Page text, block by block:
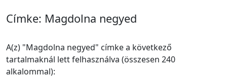
Címke: Magdolna negyed
A(z) "Magdolna negyed" címke a következő
tartalmaknál lett felhasználva (összesen 240
alkalommal):